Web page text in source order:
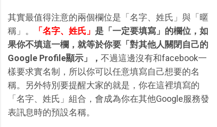
其實最值得注意的兩個欄位是「名字、姓氏」與「暱
稱」。
「名字、姓氏」 是「一定要填寫」的欄位，如
果你不填這一欄，就等於你要「對其他人關閉自己的
Google Profile顯示」， 不過這邊沒有和facebook一
樣要求實名制，所以你可以任意填寫自己想要的名
稱。另外特別要提醒大家的就是，你在這裡填寫的
「名字、姓氏」組合，會成為你在其他Google服務發
表訊息時的預設名稱。